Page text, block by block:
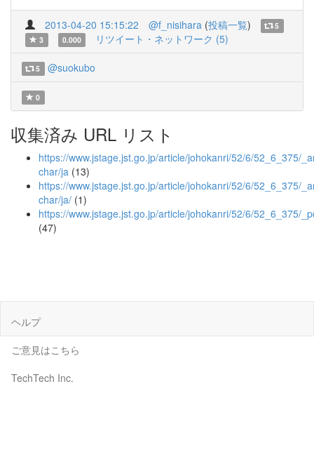
2013-04-20 15:15:22 @f_nisihara (投稿一覧)
5
3
0.000 リツイート・ネットワーク (5)
5 @suokubo
0
収集済み URL リスト
https://www.jstage.jst.go.jp/article/johokanri/52/6/52_6_375/
char/ja (13)
https://www.jstage.jst.go.jp/article/johokanri/52/6/52_6_375/
char/ja/ (1)
https://www.jstage.jst.go.jp/article/johokanri/52/6/52_6_375/
(47)
ヘルプ
ご意見はこちら
TechTech Inc.